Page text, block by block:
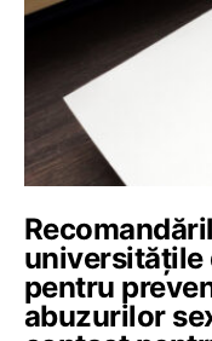
universitățile
pentru
abuzurilor